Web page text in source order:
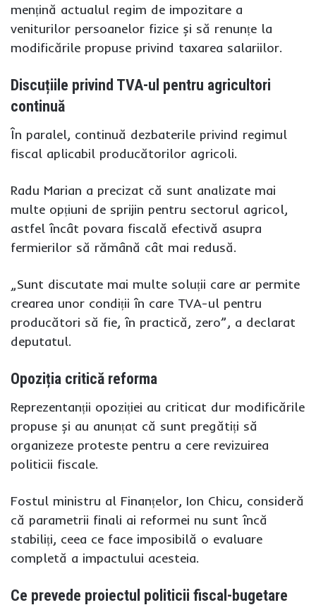
mențină actualul regim de impozitare a
veniturilor persoanelor fizice și să renunțe la
modificările propuse privind taxarea salariilor.
Discuțiile privind TVA-ul pentru agricultori
continuă
În paralel, continuă dezbaterile privind regimul
fiscal aplicabil producătorilor agricoli.
Radu Marian a precizat că sunt analizate mai
multe opțiuni de sprijin pentru sectorul agricol,
astfel încât povara fiscală efectivă asupra
fermierilor să rămână cât mai redusă.
„Sunt discutate mai multe soluții care ar permite
crearea unor condiții în care TVA-ul pentru
producători să fie, în practică, zero”, a declarat
deputatul.
Opoziția critică reforma
Reprezentanții opoziției au criticat dur modificările
propuse și au anunțat că sunt pregătiți să
organizeze proteste pentru a cere revizuirea
politicii fiscale.
Fostul ministru al Finanțelor, Ion Chicu, consideră
că parametrii finali ai reformei nu sunt încă
stabiliți, ceea ce face imposibilă o evaluare
completă a impactului acesteia.
Ce prevede proiectul politicii fiscal-bugetare